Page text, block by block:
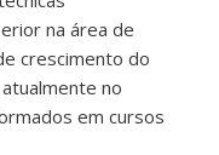
na área de
crescimento do
no
em cursos